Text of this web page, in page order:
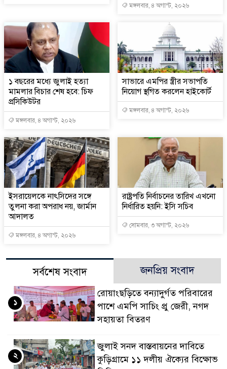
মঙ্গলবার, ৪ অগাস্ট, ২০২৬
১ বছরের মধ্যে জুলাই হত্যা
মামলার বিচার শেষ হবে: চিফ
প্রসিকিউটর
মঙ্গলবার, ৪ অগাস্ট, ২০২৬
সাভারে এমপির স্ত্রীর সভাপতি
নিয়োগ স্থগিত করলেন হাইকোর্ট
মঙ্গলবার, ৪ অগাস্ট, ২০২৬
ইসরায়েলকে নাৎসিদের সঙ্গে
তুলনা করা অপরাধ নয়, জার্মান
আদালত
মঙ্গলবার, ৪ অগাস্ট, ২০২৬
রাষ্ট্রপতি নির্বাচনের তারিখ এখনো
নির্ধারিত হয়নি: ইসি সচিব
সোমবার, ৩ অগাস্ট, ২০২৬
সর্বশেষ সংবাদ জনপ্রিয় সংবাদ
রোয়াংছড়িতে বন্যাদুর্গত পরিবারের
পাশে এমপি সাচিং প্রু জেরী, নগদ
সহায়তা বিতরণ
১
জুলাই সনদ বাস্তবায়নের দাবিতে
কুড়িগ্রামে ১১ দলীয় ঐক্যের বিক্ষোভ
২